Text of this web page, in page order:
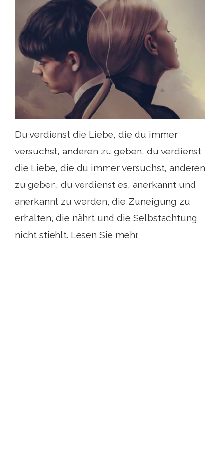
Du verdienst die Liebe, die du immer
versuchst, anderen zu geben, du verdienst
die Liebe, die du immer versuchst, anderen
zu geben, du verdienst es, anerkannt und
anerkannt zu werden, die Zuneigung zu
erhalten, die nährt und die Selbstachtung
nicht stiehlt. Lesen Sie mehr